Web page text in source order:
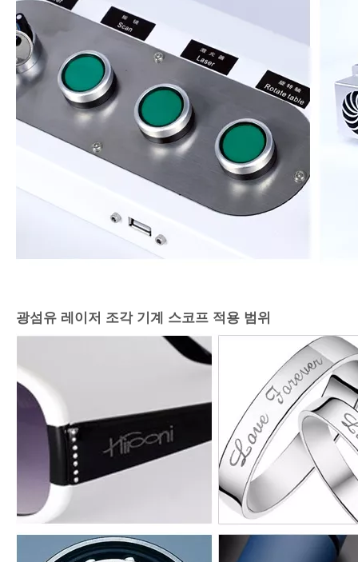
광섬유 레이저 조각 기계 스코프 적용 범위